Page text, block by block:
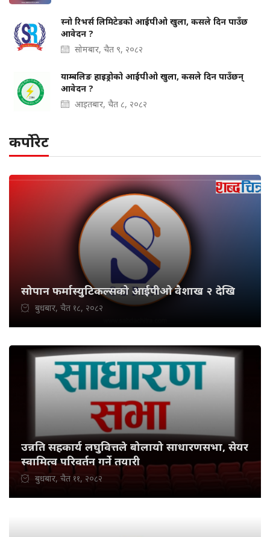
स्नो रिभर्स लिमिटेडको आईपीओ खुला, कसले दिन पाउँछ
आवेदन ?
सोमबार, चैत ९, २०८२
याम्बलिङ हाइड्रोको आईपीओ खुला, कसले दिन पाउँछन्
आवेदन ?
आइतबार, चैत ८, २०८२
कर्पोरेट
सोपान फर्मास्युटिकल्सको आईपीओ वैशाख २ देखि
बुधबार, चैत १८, २०८२
उन्नति सहकार्य लघुवित्तले बोलायो साधारणसभा, सेयर
स्वामित्व परिवर्तन गर्ने तयारी
बुधबार, चैत ११, २०८२